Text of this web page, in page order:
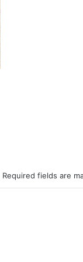
Required fields are